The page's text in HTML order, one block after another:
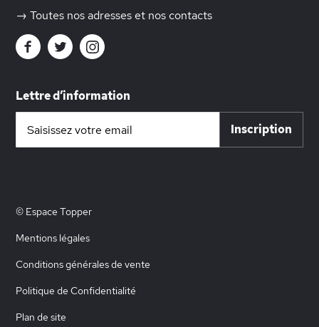
→ Toutes nos adresses et nos contacts
Lettre d’information
notre
Inscription
© Espace Topper
Mentions légales
Conditions générales de vente
Politique de Confidentialité
Plan de site